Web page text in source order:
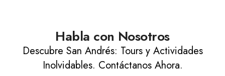
Habla con Nosotros
Descubre San Andrés: Tours y Actividades
Inolvidables. Contáctanos Ahora.